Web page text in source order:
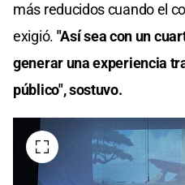
más reducidos cuando el
exigió. "Así sea con un
generar una experiencia
público", sostuvo.